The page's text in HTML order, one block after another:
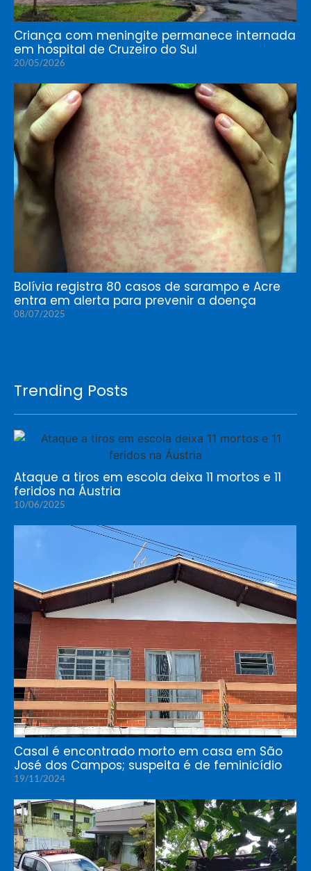
Criança com meningite permanece internada
em hospital de Cruzeiro do Sul
20/05/2026
Bolívia registra 80 casos de sarampo e Acre
entra em alerta para prevenir a doença
08/07/2025
Trending Posts
Ataque a tiros em escola deixa 11 mortos e 11
feridos na Áustria
10/06/2025
Casal é encontrado morto em casa em São
José dos Campos; suspeita é de feminicídio
19/11/2024